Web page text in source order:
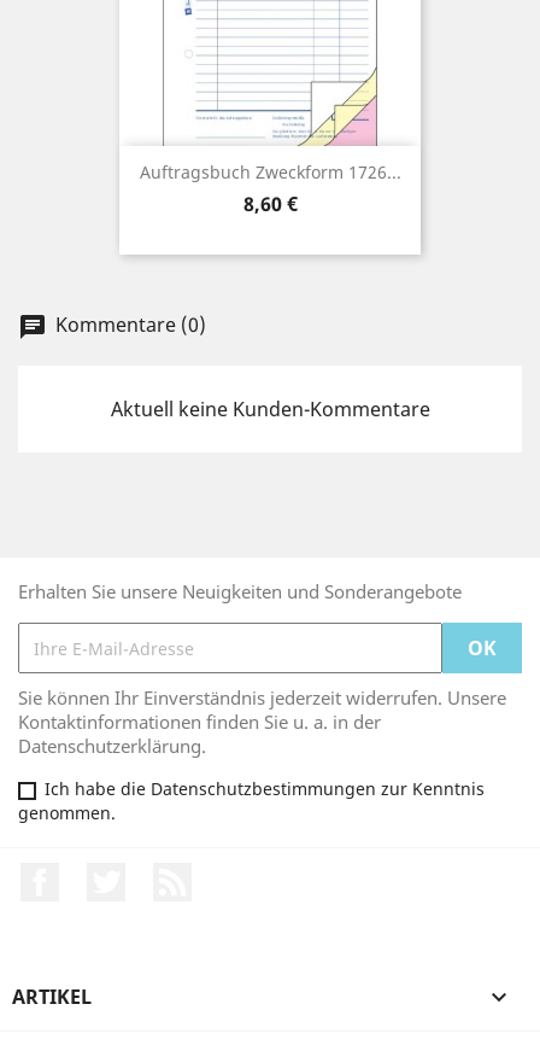
Auftragsbuch Zweckform 1726...
Preis
8,60 €
chat Kommentare (0)
Aktuell keine Kunden-Kommentare
Erhalten Sie unsere Neuigkeiten und Sonderangebote
Sie können Ihr Einverständnis jederzeit widerrufen. Unsere
Kontaktinformationen finden Sie u. a. in der
Datenschutzerklärung.
Ich habe die Datenschutzbestimmungen zur Kenntnis
genommen.
ARTIKEL 